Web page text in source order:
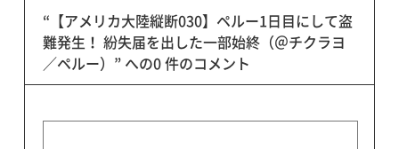
“【アメリカ大陸縦断030】ペルー1日目にして盗
難発生！ 紛失届を出した一部始終（＠チクラヨ
／ペルー）” への0 件のコメント